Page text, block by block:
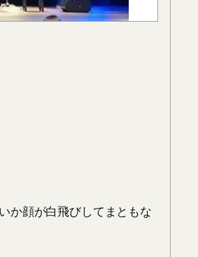
か顔が白飛びしてまともな